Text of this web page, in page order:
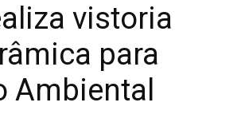
vistoria
para
Ambiental